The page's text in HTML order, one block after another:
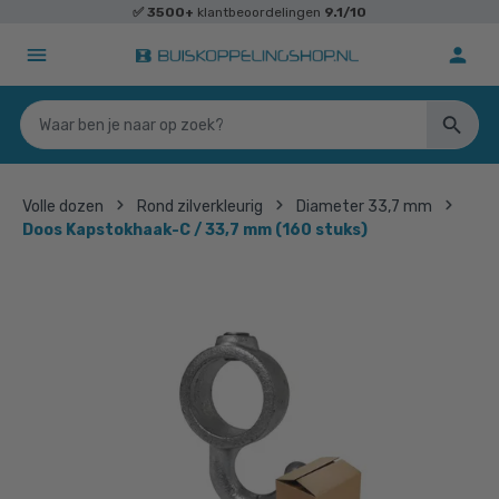
✅ 3500+ klantbeoordelingen 9.1/10
Volle dozen Rond zilverkleurig
Diameter 33,7 mm
Doos Kapstokhaak-C / 33,7 mm (160 stuks)